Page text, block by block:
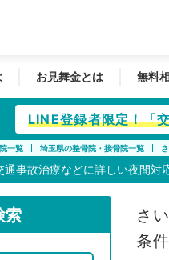
お見舞金とは 無料
LINE登録者限定！「
一覧 埼玉県の整骨院・接骨院一覧
通事故治療などに詳しい夜間対
索
さ
条